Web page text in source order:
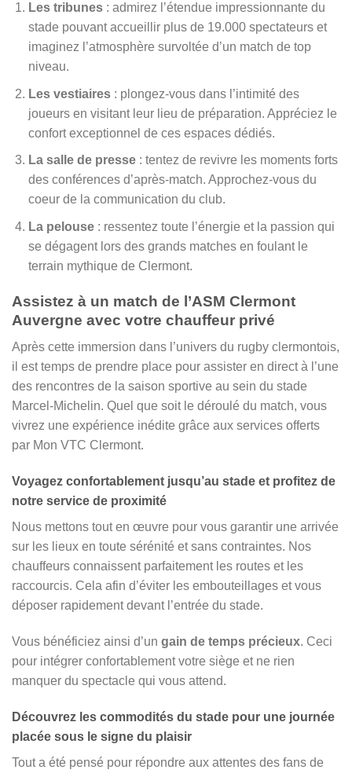
Les tribunes: admirez l’étendue impressionnante du
stade pouvant accueillir plus de 19.000 spectateurs et
imaginez l’atmosphère survoltée d’un match de top
niveau.
Les vestiaires: plongez-vous dans l’intimité des
joueurs en visitant leur lieu de préparation. Appréciez le
confort exceptionnel de ces espaces dédiés.
La salle de presse: tentez de revivre les moments forts
des conférences d’après-match. Approchez-vous du
coeur de la communication du club.
La pelouse: ressentez toute l’énergie et la passion qui
se dégagent lors des grands matches en foulant le
terrain mythique de Clermont.
Assistez à un match de l’ASM Clermont
Auvergne avec votre chauffeur privé
Après cette immersion dans l’univers du rugby clermontois,
il est temps de prendre place pour assister en direct à l’une
des rencontres de la saison sportive au sein du stade
Marcel-Michelin. Quel que soit le déroulé du match, vous
vivrez une expérience inédite grâce aux services offerts
par Mon VTC Clermont.
Voyagez confortablement jusqu’au stade et profitez de
notre service de proximité
Nous mettons tout en œuvre pour vous garantir une arrivée
sur les lieux en toute sérénité et sans contraintes. Nos
chauffeurs connaissent parfaitement les routes et les
raccourcis. Cela afin d’éviter les embouteillages et vous
déposer rapidement devant l’entrée du stade.
Vous bénéficiez ainsi d’un gain de temps précieux. Ceci
pour intégrer confortablement votre siège et ne rien
manquer du spectacle qui vous attend.
Découvrez les commodités du stade pour une journée
placée sous le signe du plaisir
Tout a été pensé pour répondre aux attentes des fans de